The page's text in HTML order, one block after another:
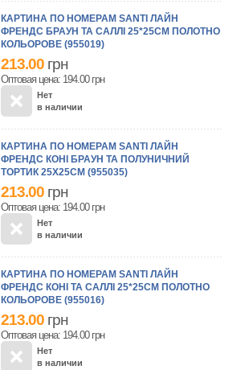
КАРТИНА ПО НОМЕРАМ SANTI ЛАЙН
ФРЕНДС БРАУН ТА САЛЛІ 25*25СМ ПОЛОТНО
КОЛЬОРОВЕ (955019)
213.00 грн
Оптовая цена: 194.00 грн
Нет
в наличии
КАРТИНА ПО НОМЕРАМ SANTI ЛАЙН
ФРЕНДС КОНІ БРАУН ТА ПОЛУНИЧНИЙ
ТОРТИК 25Х25СМ (955035)
213.00 грн
Оптовая цена: 194.00 грн
Нет
в наличии
КАРТИНА ПО НОМЕРАМ SANTI ЛАЙН
ФРЕНДС КОНІ ТА САЛЛІ 25*25СМ ПОЛОТНО
КОЛЬОРОВЕ (955016)
213.00 грн
Оптовая цена: 194.00 грн
Нет
в наличии